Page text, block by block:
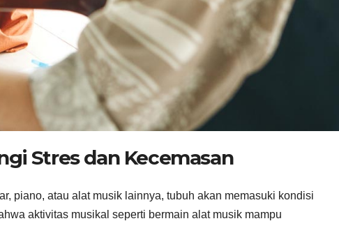
Stres dan Kecemasan
piano, atau alat musik lainnya, tubuh akan memasuki kondisi
aktivitas musikal seperti bermain alat musik mampu